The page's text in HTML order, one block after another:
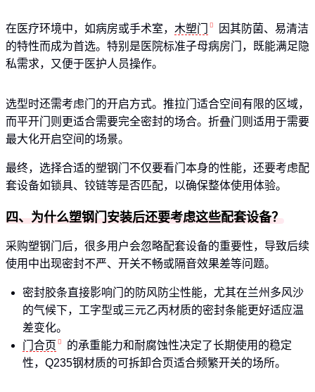
在医疗环境中，如病房或手术室， 木塑门
因其防菌、易清洁
的特性而成为首选。特别是医院标准子母病房门，既能满足隐
私需求，又便于医护人员操作。
选型时还需考虑门的开启方式。推拉门适合空间有限的区域，
而平开门则更适合需要完全密封的场合。折叠门则适用于需要
最大化开启空间的场景。
最终，选择合适的塑钢门不仅要看门本身的性能，还要考虑配
套设备如锁具、铰链等是否匹配，以确保整体使用体验。
四、为什么塑钢门安装后还要考虑这些配套设备？
采购塑钢门后，很多用户会忽略配套设备的重要性，导致后续
使用中出现密封不严、开关不畅或隔音效果差等问题。
密封胶条直接影响门的防风防尘性能，尤其在兰州多风沙
的气候下，工字型或三元乙丙材质的密封条能更好适应温
差变化。
门合页
的承重能力和耐腐蚀性决定了长期使用的稳定
性，Q235钢材质的可拆卸合页适合频繁开关的场所。